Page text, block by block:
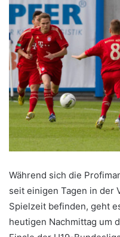
Während sich die
seit einigen Tagen in der
Spielzeit befinden, geht
heutigen Nachmittag um